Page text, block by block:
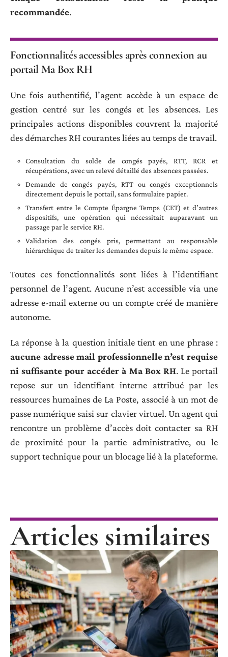
recommandée.
Fonctionnalités accessibles après connexion au
portail Ma Box RH
Une fois authentifié, l’agent accède à un espace de
gestion centré sur les congés et les absences. Les
principales actions disponibles couvrent la majorité
des démarches RH courantes liées au temps de travail.
Consultation du solde de congés payés, RTT, RCR et
récupérations, avec un relevé détaillé des absences passées.
Demande de congés payés, RTT ou congés exceptionnels
directement depuis le portail, sans formulaire papier.
Transfert entre le Compte Épargne Temps (CET) et d’autres
dispositifs, une opération qui nécessitait auparavant un
passage par le service RH.
Validation des congés pris, permettant au responsable
hiérarchique de traiter les demandes depuis le même espace.
Toutes ces fonctionnalités sont liées à l’identifiant
personnel de l’agent. Aucune n’est accessible via une
adresse e-mail externe ou un compte créé de manière
autonome.
La réponse à la question initiale tient en une phrase :
aucune adresse mail professionnelle n’est requise
ni suffisante pour accéder à Ma Box RH. Le portail
repose sur un identifiant interne attribué par les
ressources humaines de La Poste, associé à un mot de
passe numérique saisi sur clavier virtuel. Un agent qui
rencontre un problème d’accès doit contacter sa RH
de proximité pour la partie administrative, ou le
support technique pour un blocage lié à la plateforme.
Articles similaires